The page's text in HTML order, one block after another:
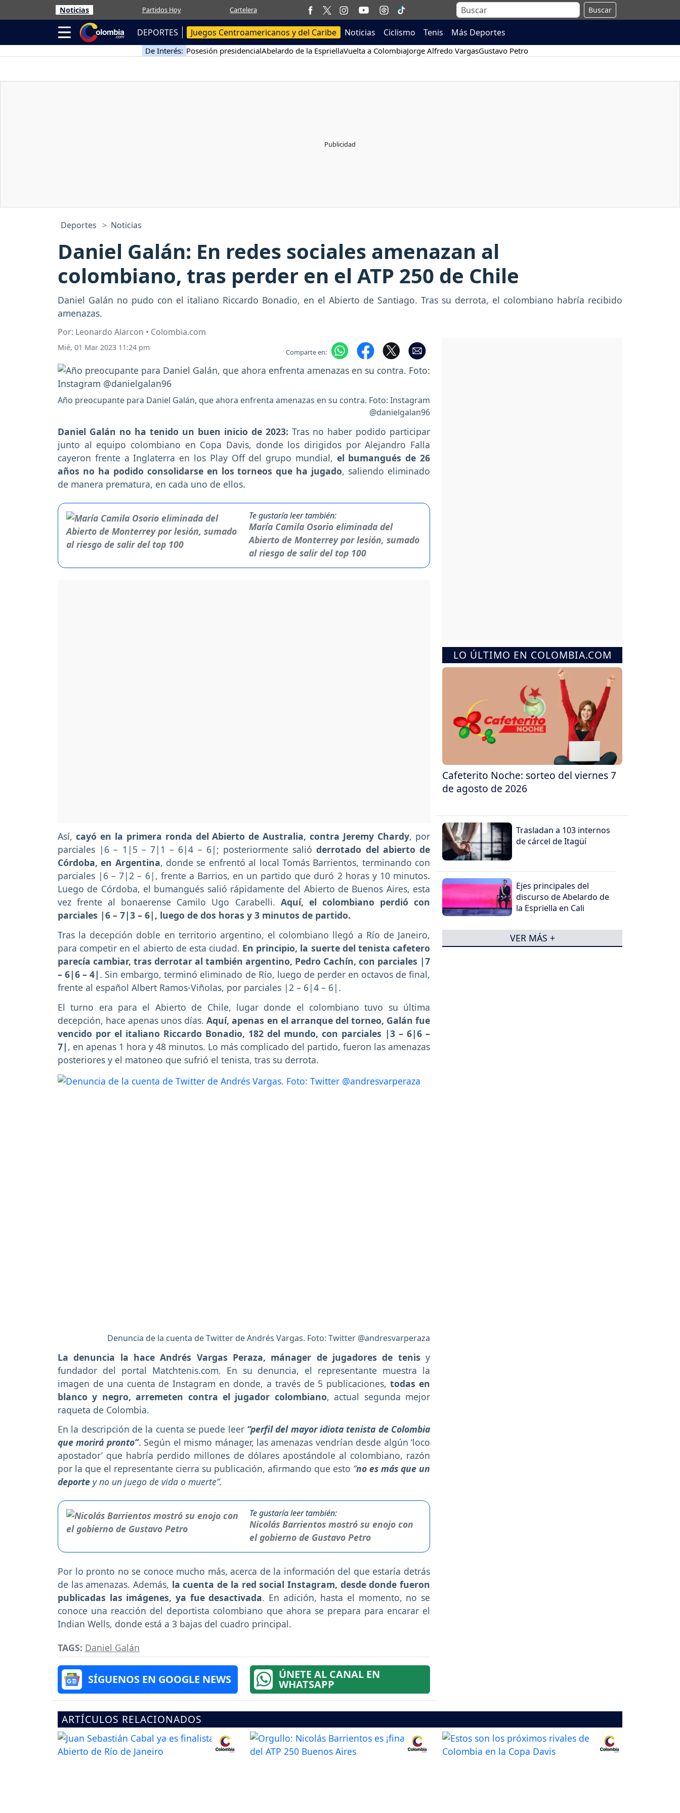
Noticias Partidos Hoy Cartelera Buscar
DEPORTES Juegos Centroamericanos y del Caribe Noticias Ciclismo Tenis Más Deportes
De Interés: Posesión presidencialAbelardo de la EspriellaVuelta a ColombiaJorge Alfredo VargasGustavo Petro
Deportes Noticias
Daniel Galán: En redes sociales amenazan al
colombiano, tras perder en el ATP 250 de Chile
Daniel Galán no pudo con el italiano Riccardo Bonadio, en el Abierto de Santiago. Tras su derrota, el colombiano habría recibido
amenazas.
Por: Leonardo Alarcon • Colombia.com
Mié, 01 Mar 2023 11:24 pm Comparte en:
Año preocupante para Daniel Galán, que ahora enfrenta amenazas en su contra. Foto: Instagram
@danielgalan96
Daniel Galán no ha tenido un buen inicio de 2023: Tras no haber podido participar
junto al equipo colombiano en Copa Davis, donde los dirigidos por Alejandro Falla
cayeron frente a Inglaterra en los Play Off del grupo mundial, el bumangués de 26
años no ha podido consolidarse en los torneos que ha jugado, saliendo eliminado
de manera prematura, en cada uno de ellos.
Te gustaría leer también:
María Camila Osorio eliminada del
Abierto de Monterrey por lesión, sumado
al riesgo de salir del top 100
Así, cayó en la primera ronda del Abierto de Australia, contra Jeremy Chardy, por
parciales |6 – 1|5 – 7|1 – 6|4 – 6|; posteriormente salióderrotado del abierto de
Córdoba, en Argentina, donde se enfrentó al local Tomás Barrientos, terminando con
parciales |6 – 7|2 – 6|, frente a Barrios, en un partido que duró 2 horas y 10 minutos.
Luego de Córdoba, el bumangués salió rápidamente del Abierto de Buenos Aires, esta
vez frente al bonaerense Camilo Ugo Carabelli. Aquí, el colombiano perdió con
parciales |6 – 7|3 – 6|, luego de dos horas y 3 minutos de partido.
Tras la decepción doble en territorio argentino, el colombiano llegó a Río de Janeiro,
para competir en el abierto de esta ciudad. En principio, la suerte del tenista cafetero
parecía cambiar, tras derrotar al también argentino, Pedro Cachín, con parciales |7
– 6|6 – 4| . Sin embargo, terminó eliminado de Río, luego de perder en octavos de final,
frente al español Albert Ramos-Viñolas, por parciales |2 – 6|4 – 6|.
El turno era para el Abierto de Chile, lugar donde el colombiano tuvo su última
decepción, hace apenas unos días.Aquí, apenas en el arranque del torneo, Galán fue
vencido por el italiano Riccardo Bonadio, 182 del mundo, con parciales |3 – 6|6 –
7| , en apenas 1 hora y 48 minutos. Lo más complicado del partido, fueron las amenazas
posteriores y el matoneo que sufrió el tenista, tras su derrota.
Denuncia de la cuenta de Twitter de Andrés Vargas. Foto: Twitter @andresvarperaza
La denuncia la hace Andrés Vargas Peraza, mánager de jugadores de tenis y
fundador del portal Matchtenis.com. En su denuncia, el representante muestra la
imagen de una cuenta de Instagram en donde, a través de 5 publicaciones,todas en
blanco y negro, arremeten contra el jugador colombiano, actual segunda mejor
raqueta de Colombia.
En la descripción de la cuenta se puede leer “perfil del mayor idiota tenista de Colombia
que morirá pronto”. Según el mismo mánager, las amenazas vendrían desde algún ‘loco
apostador’ que habría perdido millones de dólares apostándole al colombiano, razón
por la que el representante cierra su publicación, afirmando que esto “no es más que un
deporte y no un juego de vida o muerte”.
Te gustaría leer también:
Nicolás Barrientos mostró su enojo con
el gobierno de Gustavo Petro
Por lo pronto no se conoce mucho más, acerca de la información del que estaría detrás
de las amenazas. Además, la cuenta de la red social Instagram, desde donde fueron
publicadas las imágenes, ya fue desactivada. En adición, hasta el momento, no se
conoce una reacción del deportista colombiano que ahora se prepara para encarar el
Indian Wells, donde está a 3 bajas del cuadro principal.
TAGS: Daniel Galán
SÍGUENOS EN GOOGLE NEWS ÚNETE AL CANAL EN
WHATSAPP
LO ÚLTIMO EN COLOMBIA.COM
Cafeterito Noche: sorteo del viernes 7
de agosto de 2026
Trasladan a 103 internos
de cárcel de Itagüí
Ejes principales del
discurso de Abelardo de
la Espriella en Cali
VER MÁS +
ARTÍCULOS RELACIONADOS